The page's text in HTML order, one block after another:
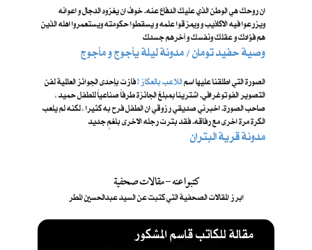
ان روحك هي الوطن الذي عليك الدفاع عنه. خوفَ ان يغزوه الدجال و اعوانه
ويزرعوا فيه الاكاذيب و ويمزقوا علمه و يسقطوا حكومته ويستعمروا اهله الذين
هم فؤادك و عقلك ونفسك و آخرهم جسدك
​ وصية حفيد تومان / مدونة ليلة يأجوج و مأجوج
الصورة التي اطلقنا عليها اسم ​اللاعب بالعكاز !فازت بإحدى الجوائز العالمية لفن
التصوير الفوتوغرافي. اشترينا بمبلغ الجائزة طرفاً صناعياً للطفل حميد ،
صاحب الصورة. اخبرني صديقي رزوقي ان الطفل فرح به كثيرا ، لكنه لم يلعب
الكرة مرة اخرى مع رفاقه. فقد بترت رجله الاخرى بلغمٍ جديد
مدونة قرية البتران
كتبوا عنه - مقالات صحفية
ابرز المقالات الصحفية التي كتبت عن السيد عبدالحسين المطر
مقالة للكاتب قاسم المشكور